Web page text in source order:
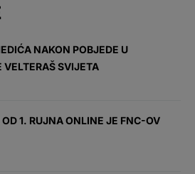
NAKON POBJEDE U
VELTERAŠ SVIJETA
1. RUJNA ONLINE JE FNC-OV